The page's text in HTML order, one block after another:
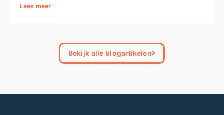
Lees meer
Bekijk alle blogartikelen